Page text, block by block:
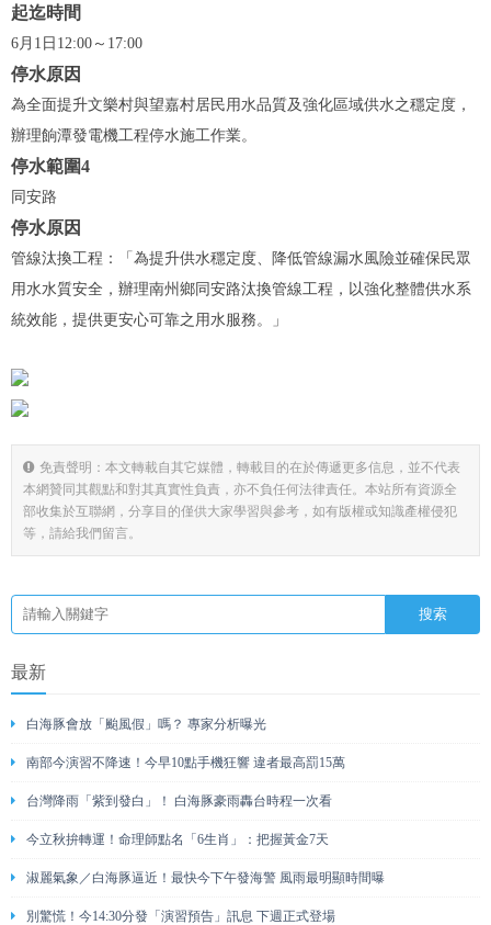
起迄時間
6月1日12:00～17:00
停水原因
為全面提升文樂村與望嘉村居民用水品質及強化區域供水之穩定度，
辦理餉潭發電機工程停水施工作業。
停水範圍4
同安路
停水原因
管線汰換工程：「為提升供水穩定度、降低管線漏水風險並確保民眾
用水水質安全，辦理南州鄉同安路汰換管線工程，以強化整體供水系
統效能，提供更安心可靠之用水服務。」
免責聲明：本文轉載自其它媒體，轉載目的在於傳遞更多信息，並不代表
本網贊同其觀點和對其真實性負責，亦不負任何法律責任。本站所有資源全
部收集於互聯網，分享目的僅供大家學習與參考，如有版權或知識產權侵犯
等，請給我們留言。
最新
白海豚會放「颱風假」嗎？ 專家分析曝光
南部今演習不降速！今早10點手機狂響 違者最高罰15萬
台灣降雨「紫到發白」！ 白海豚豪雨轟台時程一次看
今立秋拚轉運！命理師點名「6生肖」：把握黃金7天
淑麗氣象／白海豚逼近！最快今下午發海警 風雨最明顯時間曝
別驚慌！今14:30分發「演習預告」訊息 下週正式登場